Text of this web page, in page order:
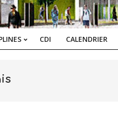
CDI CALENDRIER